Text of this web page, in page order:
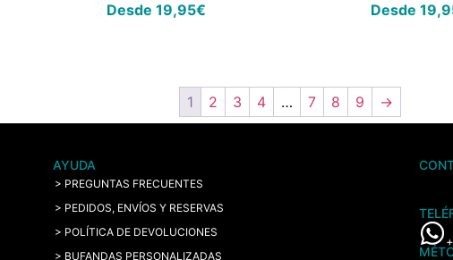
Desde 19,95€
Desde
1 2 3 4 … 7 8 9 →
AYUDA
> PREGUNTAS FRECUENTES
> PEDIDOS, ENVÍOS Y RESERVAS
> POLÍTICA DE DEVOLUCIONES
> BUFANDAS PERSONALIZADAS